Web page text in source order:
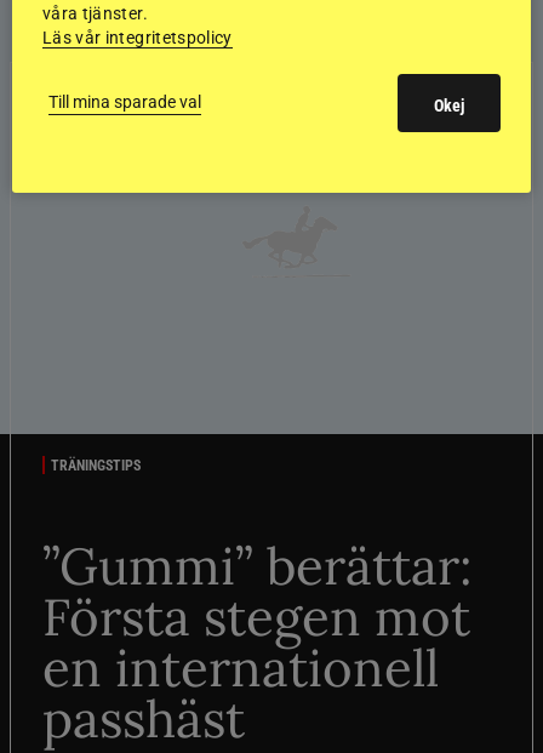
TRÄNINGSTIPS
”Gummi” berättar:
Första stegen mot
en internationell
passhäst
våra tjänster.
Läs vår integritetspolicy
Till mina sparade val Okej